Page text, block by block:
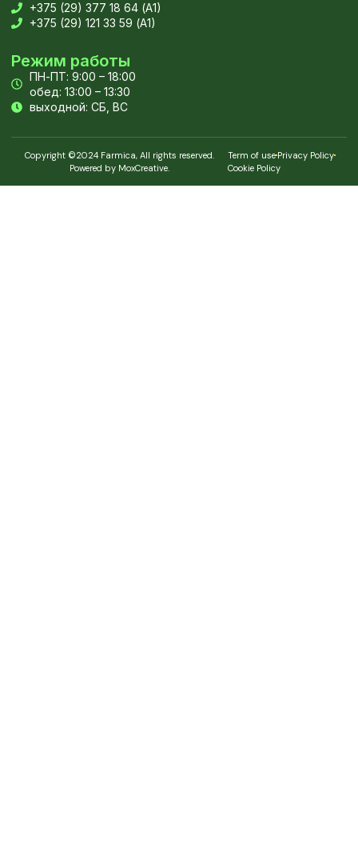
+375 (29) 377 18 64 (А1)
+375 (29) 121 33 59 (А1)
Режим работы
ПН-ПТ: 9:00 – 18:00
обед: 13:00 – 13:30
выходной: СБ, ВС
Copyright ©2024 Farmica, All rights reserved.
Powered by MoxCreative.
Term of usePrivacy Policy
Cookie Policy